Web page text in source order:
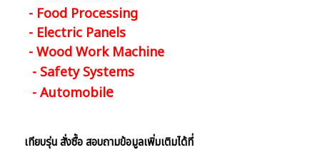
- Food Processing
- Electric Panels
- Wood Work Machine
- Safety Systems
- Automobile
เทียบรุ่น สั่งซื้อ สอบถามข้อมูลเพิ่มเติมได้ที่